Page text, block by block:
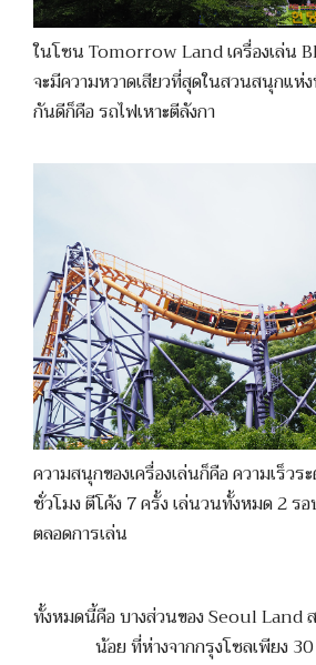
ในโซน Tomorrow Land เครื่องเล่น
จะมีความหวาดเสียวที่สุดในสวนสนุกแห่
กันดีก็คือ รถไฟเหาะตีลังกา
ความสนุกของเครื่องเล่นก็คือ ความเร็ว
ชั่วโมง ตีโค้ง 7 ครั้ง เล่นวนทั้งหมด 2 รอ
ตลอดการเล่น
ทั้งหมดนี้คือ บางส่วนของ Seoul Land
น้อย ที่ห่างจากกรุงโซลเพียง